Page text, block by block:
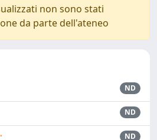
non sono stati
da parte dell'ateneo
ND
ND
ND